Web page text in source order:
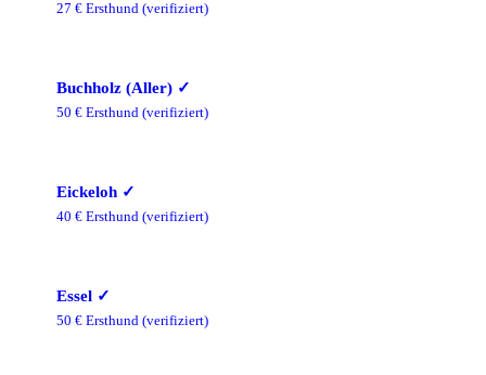
27 € Ersthund (verifiziert)
Buchholz (Aller) ✓
50 € Ersthund (verifiziert)
Eickeloh ✓
40 € Ersthund (verifiziert)
Essel ✓
50 € Ersthund (verifiziert)